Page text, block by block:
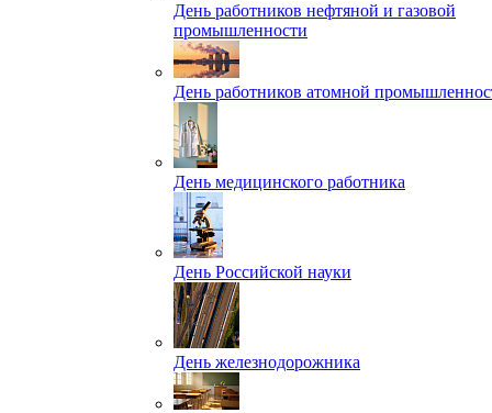
День работников нефтяной и газовой
промышленности
День работников атомной
День медицинского работника
День Российской науки
День железнодорожника